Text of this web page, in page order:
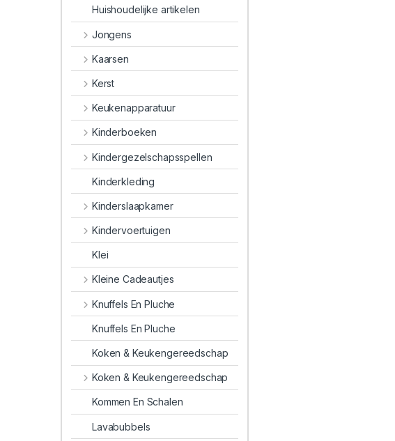
Huishoudelijke artikelen
Jongens
Kaarsen
Kerst
Keukenapparatuur
Kinderboeken
Kindergezelschapsspellen
Kinderkleding
Kinderslaapkamer
Kindervoertuigen
Klei
Kleine Cadeautjes
Knuffels En Pluche
Knuffels En Pluche
Koken & Keukengereedschap
Koken & Keukengereedschap
Kommen En Schalen
Lavabubbels